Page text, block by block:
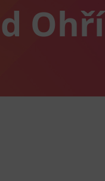
Ohří